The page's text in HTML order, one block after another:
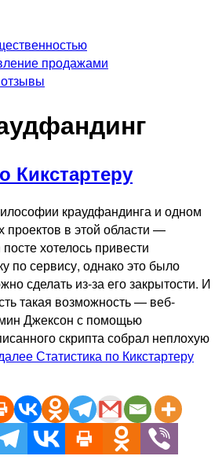
продажами
Кикстартеру
краудфандинга и одном
в этой области —
хотелось привести
по сервису, однако это было
сделать из-за его закрытости. И
такая возможность — веб-
Джексон с помощью
скрипта собрал неплохую
Статистика по Кикстартеру